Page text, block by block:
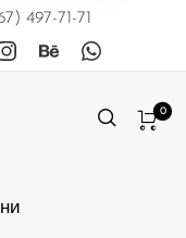
497-71-71
0